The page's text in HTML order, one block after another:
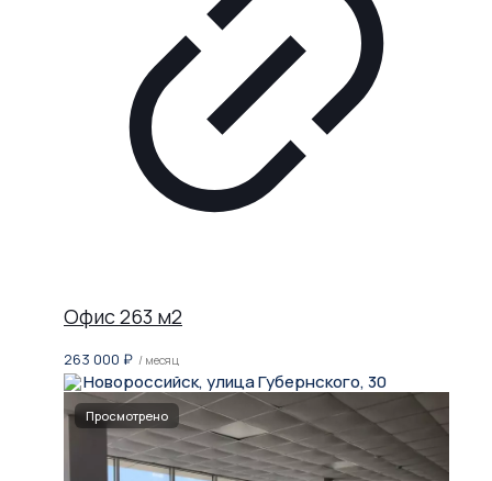
Офис 263 м2
263 000 ₽ / месяц
Новороссийск, улица Губернского, 30